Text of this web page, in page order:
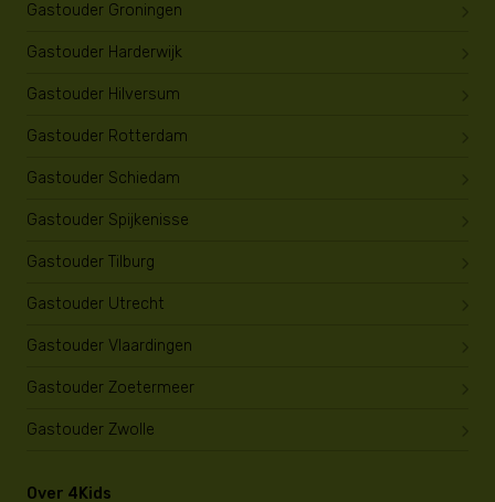
Gastouder Groningen
Gastouder Harderwijk
Gastouder Hilversum
Gastouder Rotterdam
Gastouder Schiedam
Gastouder Spijkenisse
Gastouder Tilburg
Gastouder Utrecht
Gastouder Vlaardingen
Gastouder Zoetermeer
Gastouder Zwolle
Over 4Kids